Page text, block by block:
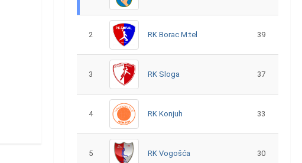
2 RK Borac M:tel 39
3 RK Sloga 37
4 RK Konjuh 33
5 RK Vogošća 30